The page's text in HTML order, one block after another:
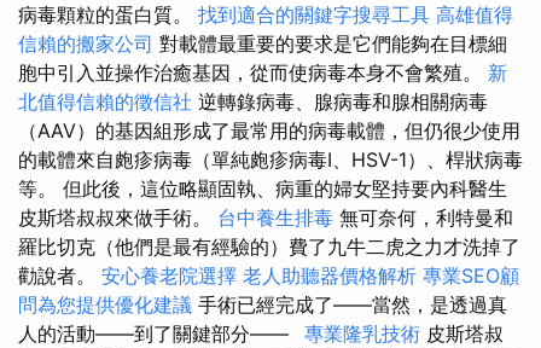
病毒顆粒的蛋白質。 找到適合的關鍵字搜尋工具 高雄值得
信賴的搬家公司 對載體最重要的要求是它們能夠在目標細
胞中引入並操作治癒基因，從而使病毒本身不會繁殖。 新
北值得信賴的徵信社 逆轉錄病毒、腺病毒和腺相關病毒
（AAV）的基因組形成了最常用的病毒載體，但仍很少使用
的載體來自皰疹病毒（單純皰疹病毒I、HSV-1）、桿狀病毒
等。 但此後，這位略顯固執、病重的婦女堅持要內科醫生
皮斯塔叔叔來做手術。 台中養生排毒 無可奈何，利特曼和
羅比切克（他們是最有經驗的）費了九牛二虎之力才洗掉了
勸說者。 安心養老院選擇 老人助聽器價格解析 專業SEO顧
問為您提供優化建議 手術已經完成了——當然，是透過真
人的活動——到了關鍵部分—— 專業隆乳技術 皮斯塔叔